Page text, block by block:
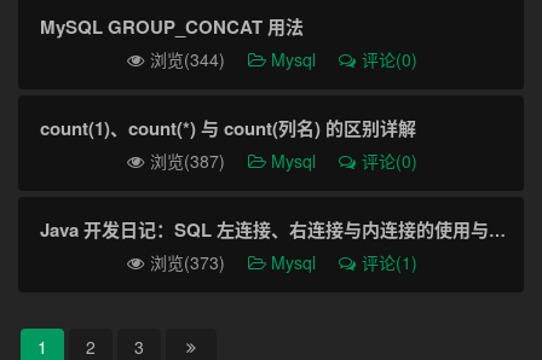
MySQL GROUP_CONCAT 用法
浏览(344) Mysql 评论(0)
count(1)、count(*) 与 count(列名) 的区别详解
浏览(387) Mysql 评论(0)
Java 开发日记：SQL 左连接、右连接与内连接的使用与区别
浏览(373)
Mysql 评论(1)
1 2 3